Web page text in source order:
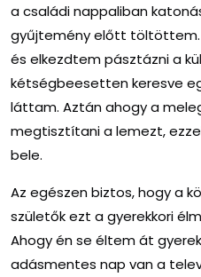
a családi nappaliban
gyűjtemény előtt töltöttem.
és elkezdtem pásztázni a
kétségbeesetten keresve
láttam. Aztán ahogy a
megtisztítani a lemezt,
bele.
Az egészen biztos, hogy a
születők ezt a gyerekkori
Ahogy én se éltem át
adásmentes nap van a